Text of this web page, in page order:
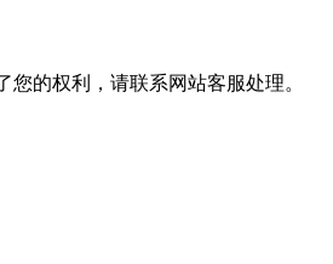
的权利，请联系网站客服处理。